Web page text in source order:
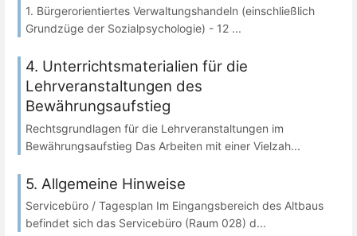
1. Bürgerorientiertes Verwaltungshandeln (einschließlich
Grundzüge der Sozialpsychologie) - 12 ...
4. Unterrichtsmaterialien für die
Lehrveranstaltungen des
Bewährungsaufstieg
Rechtsgrundlagen für die Lehrveranstaltungen im
Bewährungsaufstieg Das Arbeiten mit einer Vielzah...
5. Allgemeine Hinweise
Servicebüro / Tagesplan Im Eingangsbereich des Altbaus
befindet sich das Servicebüro (Raum 028) d...